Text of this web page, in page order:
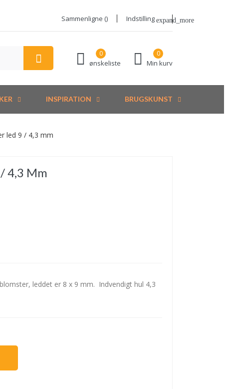
Indstilling expand_more
Sammenligne ()
0
Min kurv
ønskeliste
0
INSPIRATION BRUGSKUNST
led 9 / 4,3 mm
4,3 Mm
leddet er 8 x 9 mm. Indvendigt hul 4,3